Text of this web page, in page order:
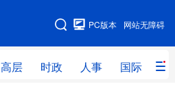
网站无障碍
PC版本
高层 时政 人事 国际 财
网站地图